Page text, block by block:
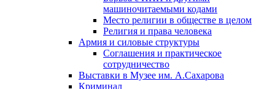
машиночитаемыми кодами
Место религии в обществе в целом
Религия и права человека
Армия и силовые структуры
Соглашения и практическое
сотрудничество
Выставки в Музее им. А.Сахарова
Криминал